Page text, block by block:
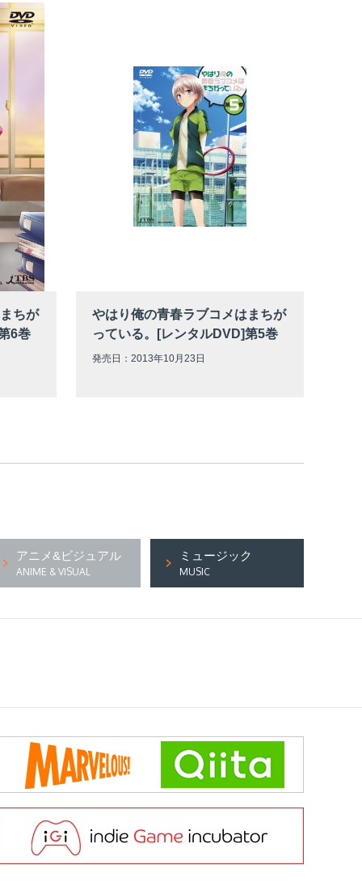
ちが
6巻
やはり俺の青春ラブコメはまちが
っている。[レンタルDVD]第5巻
発売日：2013年10月23日
アニメ&ビジュアル
ANIME & VISUAL
ミュージック
MUSIC